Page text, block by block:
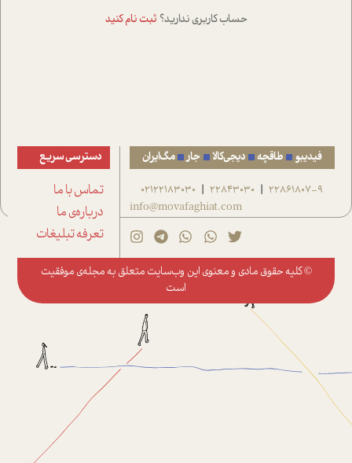
حساب کاربری ندارید؟ ثبت نام کنید
فیدیبو طاقچه دیجی‌کالا جار مگ‌ایران
22861807-9
|
22843030
|
02122183030
info@movafaghiat.com
دسترسی سریع
تماس با ما
درباره‌ی ما
تعرفه تبلیغات
© کلیه حقوق مادی و معنوی این وب‌سایت متعلق به مجله‌ی موفقیت
است